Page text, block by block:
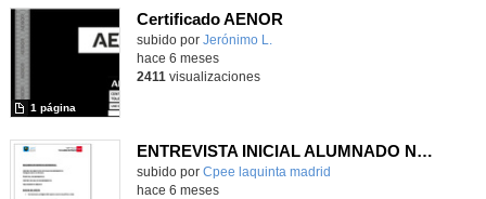
Certificado AENOR
subido por Jerónimo L.
1 página
hace 6 meses
2411 visualizaciones
ENTREVISTA INICIAL ALUMNADO NUEVO
subido por Cpee laquinta madrid
hace 6 meses